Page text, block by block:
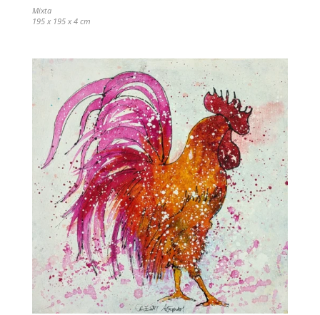
Mixta
195 x 195 x 4 cm